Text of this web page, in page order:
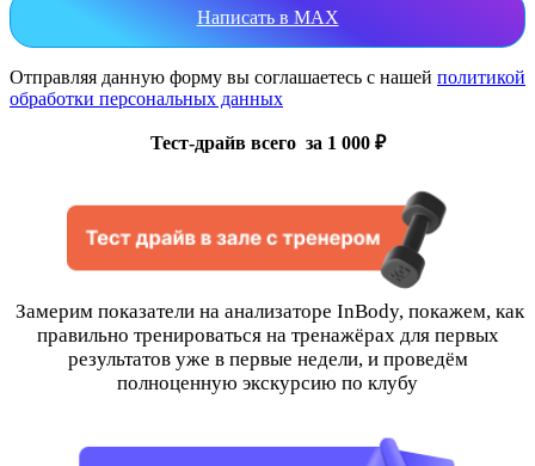
Написать в MAX
Отправляя данную форму вы соглашаетесь с нашей политикой
обработки персональных данных
Тест-драйв всего за 1 000 ₽
Замерим показатели на анализаторе InBody, покажем, как
правильно тренироваться на тренажёрах для первых
результатов уже в первые недели, и проведём
полноценную экскурсию по клубу